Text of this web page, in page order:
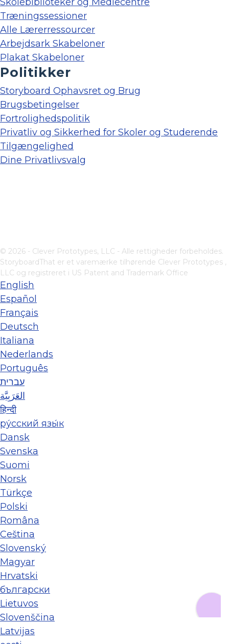
Træningssessioner
Alle Lærerressourcer
Arbejdsark Skabeloner
Plakat Skabeloner
Politikker
Storyboard Ophavsret og Brug
Brugsbetingelser
Fortrolighedspolitik
Privatliv og Sikkerhed for Skoler og Studerende
Tilgængelighed
Dine Privatlivsvalg
© 2026 - Clever Prototypes, LLC - Alle rettigheder forbeholdes.
StoryboardThat er et varemærke tilhørende Clever Prototypes ,
LLC og registreret i US Patent and Trademark Office
English
Español
Français
Deutsch
Italiana
Nederlands
Português
עברית
العَرَبِيَّة
हिन्दी
ру́сский язы́к
Dansk
Svenska
Suomi
Norsk
Türkçe
Polski
Româna
Ceština
Slovenský
Magyar
Hrvatski
български
Lietuvos
Slovenščina
Latvijas